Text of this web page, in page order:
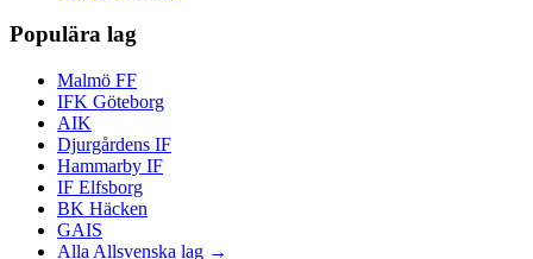
Populära lag
Malmö FF
IFK Göteborg
AIK
Djurgårdens IF
Hammarby IF
IF Elfsborg
BK Häcken
GAIS
Alla Allsvenska lag →